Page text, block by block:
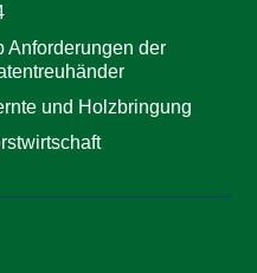
Anforderungen der
und Holzbringung